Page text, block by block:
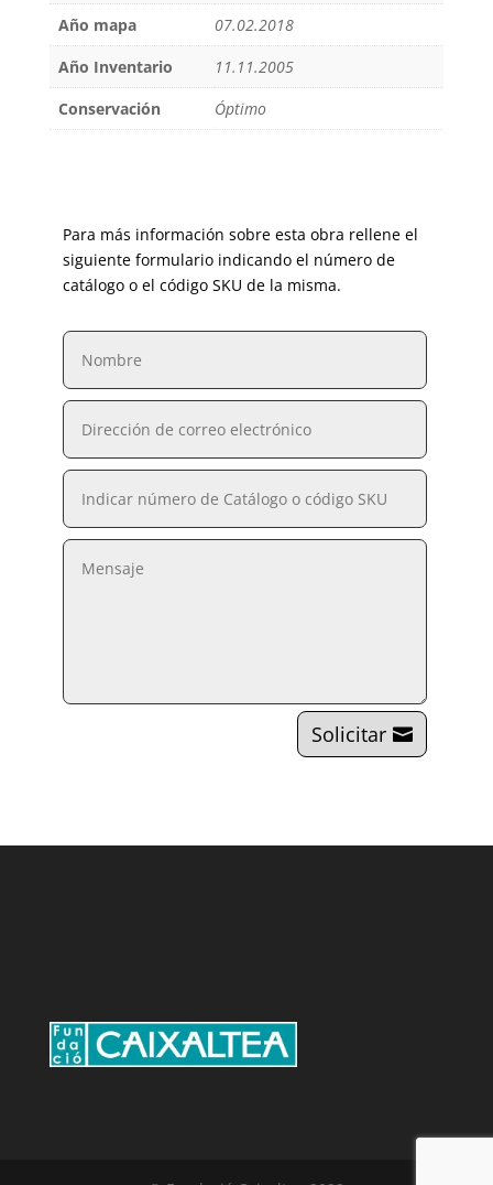
Año mapa
07.02.2018
Año Inventario
11.11.2005
Conservación
Óptimo
Para más información sobre esta obra rellene el
siguiente formulario indicando el número de
catálogo o el código SKU de la misma.
Solicitar